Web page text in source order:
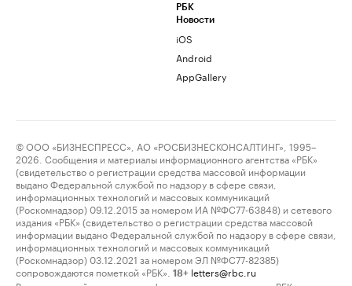
РБК
Новости
iOS
Android
AppGallery
© ООО «БИЗНЕСПРЕСС», АО «РОСБИЗНЕСКОНСАЛТИНГ», 1995–
2026. Сообщения и материалы информационного агентства «РБК»
(свидетельство о регистрации средства массовой информации
выдано Федеральной службой по надзору в сфере связи,
информационных технологий и массовых коммуникаций
(Роскомнадзор) 09.12.2015 за номером ИА №ФС77-63848) и сетевого
издания «РБК» (свидетельство о регистрации средства массовой
информации выдано Федеральной службой по надзору в сфере связи,
информационных технологий и массовых коммуникаций
(Роскомнадзор) 03.12.2021 за номером ЭЛ №ФС77-82385)
сопровождаются пометкой «РБК».
18+ letters@rbc.ru